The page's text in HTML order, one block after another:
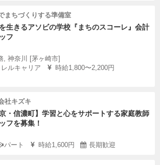
まちづくりする準備室
生きるアソビの学校『まちのスコーレ』会計
フ
, 神奈川 [茅ヶ崎市]
ルキャリア
時給1,800〜2,200円
社キズキ
京・信濃町】学習と心をサポートする家庭教師
フを募集！
パート 時給1,600円 長期歓迎